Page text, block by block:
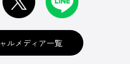
ルメディア一覧